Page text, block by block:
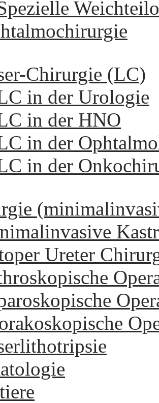
Chirurgie (LC)
in der Urologie
in der HNO
in der
in der
Ureter